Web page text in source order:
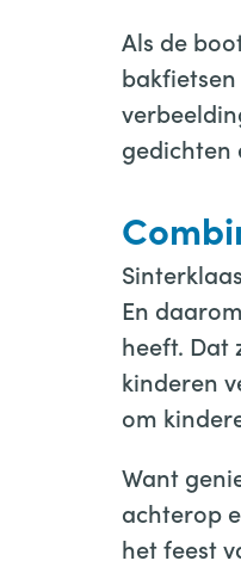
Als de
gedichten
En
heeft. Dat
kinderen
om
Want
achterop
het feest